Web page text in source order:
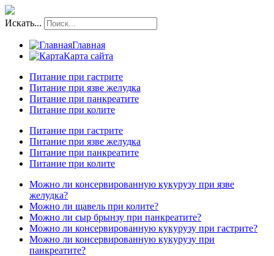
Искать...
Главная
Карта сайта
Питание при гастрите
Питание при язве желудка
Питание при панкреатите
Питание при колите
Питание при гастрите
Питание при язве желудка
Питание при панкреатите
Питание при колите
Можно ли консервированную кукурузу при язве
желудка?
Можно ли щавель при колите?
Можно ли сыр брынзу при панкреатите?
Можно ли консервированную кукурузу при гастрите?
Можно ли консервированную кукурузу при
панкреатите?